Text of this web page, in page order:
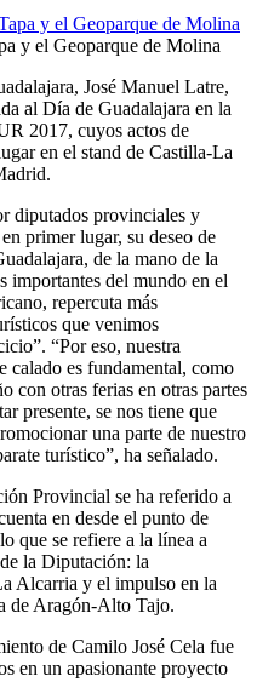
y el Geoparque de Molina
José Manuel Latre,
al Día de Guadalajara en la
2017, cuyos actos de
en el stand de Castilla-La
diputados provinciales y
primer lugar, su deseo de
de la mano de la
importantes del mundo en el
repercuta más
que venimos
“Por eso, nuestra
calado es fundamental, como
con otras ferias en otras partes
presente, se nos tiene que
una parte de nuestro
turístico”, ha señalado.
Provincial se ha referido a
en desde el punto de
que se refiere a la línea a
la Diputación: la
Alcarria y el impulso en la
de Aragón-Alto Tajo.
de Camilo José Cela fue
en un apasionante proyecto